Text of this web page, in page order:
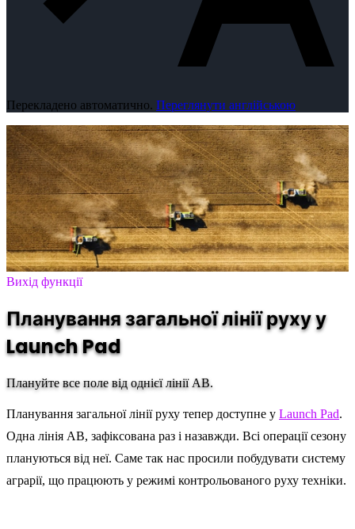
Перекладено автоматично. Переглянути англійською
Вихід функції
Планування загальної лінії руху у
Launch Pad
Плануйте все поле від однієї лінії AB.
Планування загальної лінії руху тепер доступне у Launch Pad.
Одна лінія AB, зафіксована раз і назавжди. Всі операції сезону
плануються від неї. Саме так нас просили побудувати систему
аграрії, що працюють у режимі контрольованого руху техніки.